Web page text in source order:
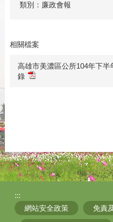
類別：廉政會報
相關檔案
高雄市美濃區公所104年下
錄
:::
網站安全政策
免責